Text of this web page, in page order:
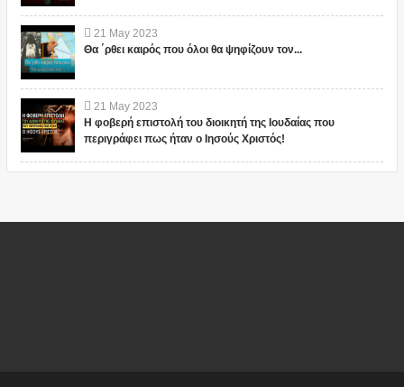
21 May 2023
Θα ΄ρθει καιρός που όλοι θα ψηφίζουν τον...
21 May 2023
Η φοβερή επιστολή του διοικητή της Ιουδαίας που
περιγράφει πως ήταν ο Ιησούς Χριστός!